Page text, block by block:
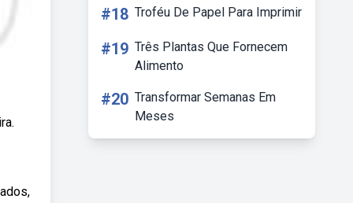
#18 Troféu De Papel Para Imprimir
#19 Três Plantas Que Fornecem
Alimento
#20 Transformar Semanas Em
Meses